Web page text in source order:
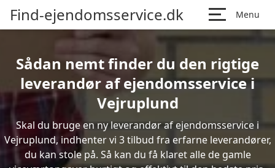
Find-ejendomsservice.dk Menu
Sådan nemt finder du den rigtige
leverandør af ejendomsservice i
Vejruplund
Skal du bruge en ny leverandør af ejendomsservice i
Vejruplund, indhenter vi 3 tilbud fra erfarne leverandører,
du kan stole på. Så kan du få klaret alle de gamle